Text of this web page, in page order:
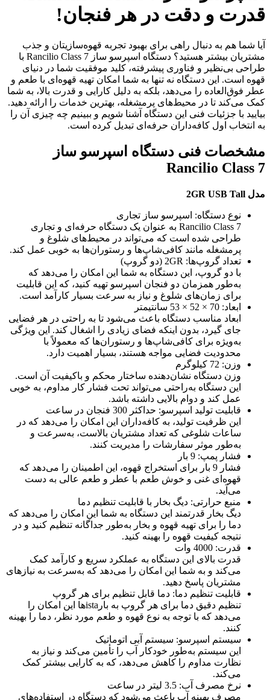
قدرت و دقت در هر فنجان!
آیا شما هم به دنبال راهی برای بهبود تجربه قهوه‌سازیتان و جذب
مشتریان بیشتر هستید؟ دستگاه اسپرسو ساز Rancilio Class 7 با
طراحی بی‌نظیر و فناوری پیشرفته، کلید موفقیت شما در دنیای
قهوه است. این دستگاه نه تنها به شما امکان تهیه قهوه‌ای با طعم و
عطر فوق‌العاده را می‌دهد، بلکه به دلیل کارایی و قدرت بالا، به شما
کمک می‌کند تا در محیط‌های پرمشغله، بهترین خدمات را ارائه دهید.
بیایید با جزئیات فنی این دستگاه آشنا شویم و ببینیم چه چیزی آن را
به انتخاب اول کافه‌داران حرفه‌ای تبدیل کرده است.
مشخصات فنی دستگاه اسپرسو ساز
Rancilio Class 7
مدل 2GR USB Tall
نوع دستگاه: اسپرسو ساز تجاری
Rancilio Class 7 به عنوان یک دستگاه حرفه‌ای و تجاری
طراحی شده است که می‌تواند در محیط‌های شلوغ و
پرمشغله مانند کافی‌شاپ‌ها و رستوران‌ها به خوبی عمل کند.
تعداد گروپ‌ها: 2GR (دو گروپ)
با دو گروپ، این دستگاه به شما این امکان را می‌دهد که
به‌طور همزمان دو فنجان اسپرسو تهیه کنید، که این قابلیت
برای زمان‌های شلوغ و نیاز به سرعت بسیار کارآمد است.
ابعاد: 70 × 52 × 53 سانتیمتر
ابعاد مناسب دستگاه باعث می‌شود تا به راحتی در هر فضایی
جای گیرد، بدون اینکه فضای زیادی را اشغال کند. این ویژگی
به‌ویژه برای کافی‌شاپ‌ها و رستوران‌ها که معمولاً با
محدودیت فضایی مواجه هستند، بسیار اهمیت دارد.
وزن: 72 کیلوگرم
وزن دستگاه نشان‌دهنده ساختار محکم و باکیفیت آن است.
این دستگاه به‌راحتی می‌تواند تحت فشار کار مداوم، به خوبی
عمل کند و دوام بالایی داشته باشد.
قابلیت تولید اسپرسو: حداکثر 300 فنجان در ساعت
این ظرفیت تولید، به کافه‌داران این امکان را می‌دهد که در
ساعات شلوغی که تعداد مشتریان بالاست، به‌سرعت و
به‌طور موثر سفارشات را مدیریت کنند.
فشار پمپ: 9 بار
فشار 9 بار برای استخراج قهوه، این اطمینان را می‌دهد که
قهوه‌ای غنی و خوش طعم با عطر و طعم عالی به دست
می‌آید.
منبع حرارتی: دیگ بخار با قابلیت تنظیم دما
دیگ بخار قدرتمند این دستگاه به شما این امکان را می‌دهد که
دما را برای تهیه قهوه و بخار به‌طور جداگانه تنظیم کنید و در
نتیجه کیفیت قهوه را بهینه کنید.
قدرت: 4000 وات
قدرت بالای این دستگاه به عملکرد سریع و کارآمد کمک
می‌کند و به شما این امکان را می‌دهد که به‌سرعت به نیازهای
مشتریان پاسخ دهید.
قابلیت تنظیم دما: دما قابل تنظیم برای هر گروپ
تنظیم دقیق دما برای هر گروپ به بارistaها این امکان را
می‌دهد که با توجه به نوع قهوه و طعم مورد نظر، دما را بهینه
کنند.
سیستم اسپرسو: سیستم آبی اتوماتیک
این سیستم به‌طور خودکار آب را تأمین می‌کند و نیاز به
نظارت مداوم را کاهش می‌دهد، که به کارایی بیشتر کمک
می‌کند.
نرخ مصرف آب: 3.5 لیتر در ساعت
مصرف بهینه آب باعث می‌شود که دستگاه در استفاده‌های